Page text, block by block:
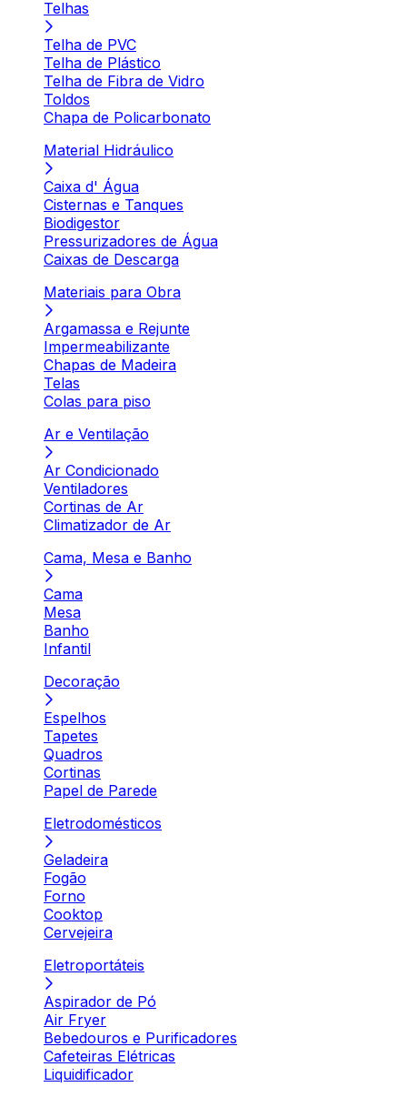
Telhas
Telha de PVC
Telha de Plástico
Telha de Fibra de Vidro
Toldos
Chapa de Policarbonato
Material Hidráulico
Caixa d' Água
Cisternas e Tanques
Biodigestor
Pressurizadores de Água
Caixas de Descarga
Materiais para Obra
Argamassa e Rejunte
Impermeabilizante
Chapas de Madeira
Telas
Colas para piso
Ar e Ventilação
Ar Condicionado
Ventiladores
Cortinas de Ar
Climatizador de Ar
Cama, Mesa e Banho
Cama
Mesa
Banho
Infantil
Decoração
Espelhos
Tapetes
Quadros
Cortinas
Papel de Parede
Eletrodomésticos
Geladeira
Fogão
Forno
Cooktop
Cervejeira
Eletroportáteis
Aspirador de Pó
Air Fryer
Bebedouros e Purificadores
Cafeteiras Elétricas
Liquidificador